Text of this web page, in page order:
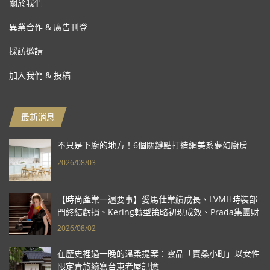
關於我們
異業合作 & 廣告刊登
採訪邀請
加入我們 & 投稿
最新消息
不只是下廚的地方！6個關鍵點打造網美系夢幻廚房
2026/08/03
【時尚產業一週要事】愛馬仕業績成長、LVMH時裝部
門終結虧損、Kering轉型策略初現成效、Prada集團財
報亮眼
2026/08/02
在歷史裡過一晚的溫柔提案：雲品「寶桑小町」以女性
限定青旅續寫台東老屋記憶